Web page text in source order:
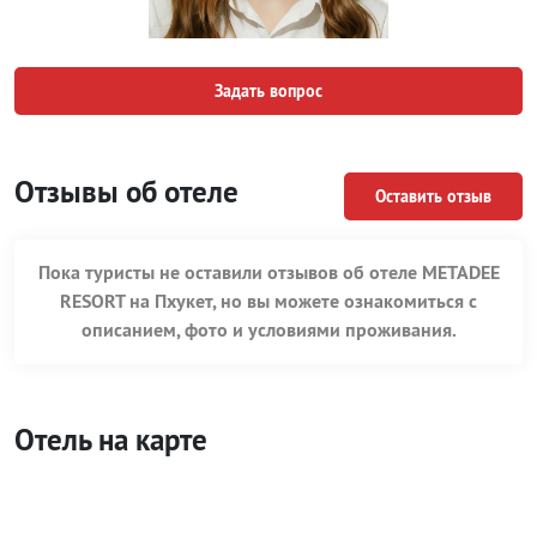
Задать вопрос
Отзывы об отеле Оставить отзыв
Пока туристы не оставили отзывов об отеле METADEE
RESORT на Пхукет, но вы можете ознакомиться с
описанием, фото и условиями проживания.
Отель на карте